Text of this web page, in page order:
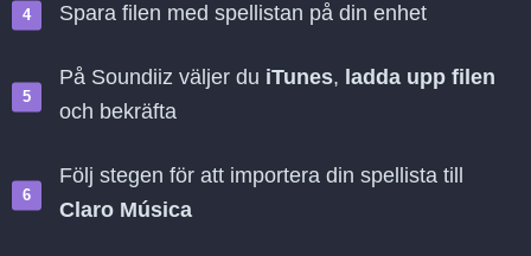
Spara filen med spellistan på din enhet
På Soundiiz väljer du iTunes, ladda upp filen
och bekräfta
Följ stegen för att importera din spellista till
Claro Música